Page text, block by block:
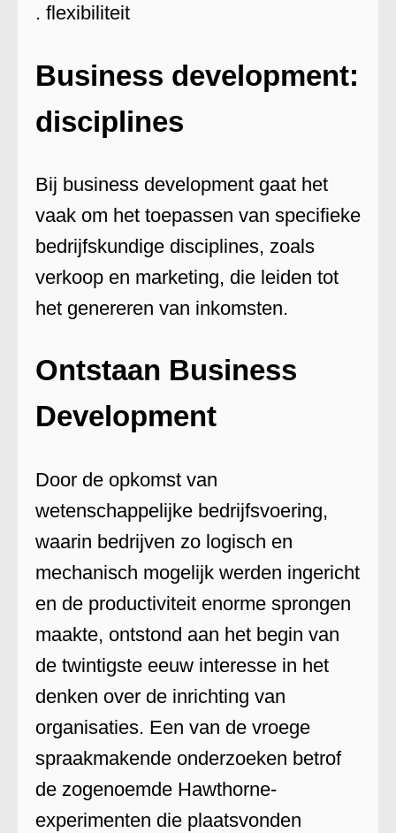
. flexibiliteit
Business development:
disciplines
Bij business development gaat het
vaak om het toepassen van specifieke
bedrijfskundige disciplines, zoals
verkoop en marketing, die leiden tot
het genereren van inkomsten.
Ontstaan Business
Development
Door de opkomst van
wetenschappelijke bedrijfsvoering,
waarin bedrijven zo logisch en
mechanisch mogelijk werden ingericht
en de productiviteit enorme sprongen
maakte, ontstond aan het begin van
de twintigste eeuw interesse in het
denken over de inrichting van
organisaties. Een van de vroege
spraakmakende onderzoeken betrof
de zogenoemde Hawthorne-
experimenten die plaatsvonden